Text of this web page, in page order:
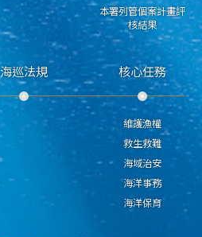
本署列管個案計畫評
核結果
海巡法規 核心任務
維護漁權
救生救難
海域治安
海洋事務
海洋保育